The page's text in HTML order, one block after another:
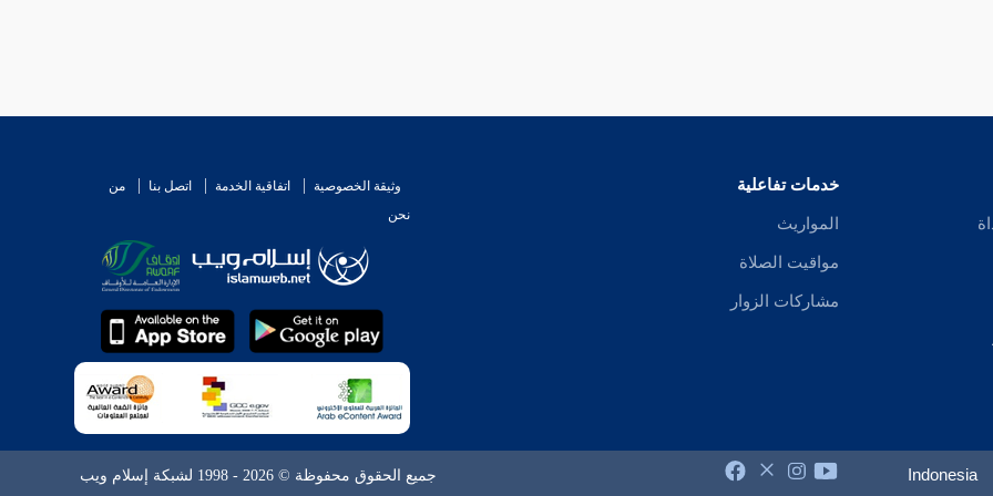
خدمات تفاعلية
المواريث
مواقيت الصلاة
مشاركات الزوار
وثيقة الخصوصية اتفاقية الخدمة اتصل بنا
من
نحن
Indonesia جميع الحقوق محفوظة © 2026 - 1998 لشبكة إسلام ويب